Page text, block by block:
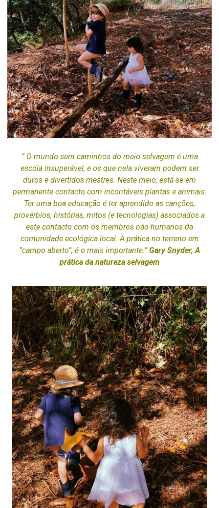
” O mundo sem caminhos do meio selvagem é uma
escola insuperável, e os que nela viveram podem ser
duros e divertidos mestres. Neste meio, está-se em
permanente contacto com incontáveis plantas e animais.
Ter uma boa educação é ter aprendido as canções,
provérbios, histórias, mitos (e tecnologias) associados a
este contacto com os membros não-humanos da
comunidade ecológica local. A prática no terreno em
”campo aberto”, é o mais importante.”Gary Snyder, A
prática da natureza selvagem